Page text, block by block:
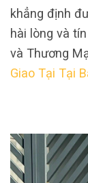
khẳng định
hài lòng và
và Thương
Giao Tại Tại